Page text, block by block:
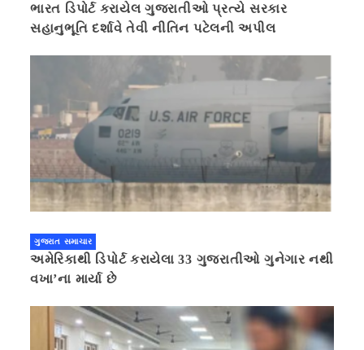
ભારત ડિપોર્ટ કરાયેલ ગુજરાતીઓ પ્રત્યે સરકાર
સહાનુભૂતિ દર્શાવે તેવી નીતિન પટેલની અપીલ
ગુજરાત સમાચાર
અમેરિકાથી ડિપોર્ટ કરાયેલા 33 ગુજરાતીઓ ગુનેગાર નથી
વખા’ના માર્યા છે